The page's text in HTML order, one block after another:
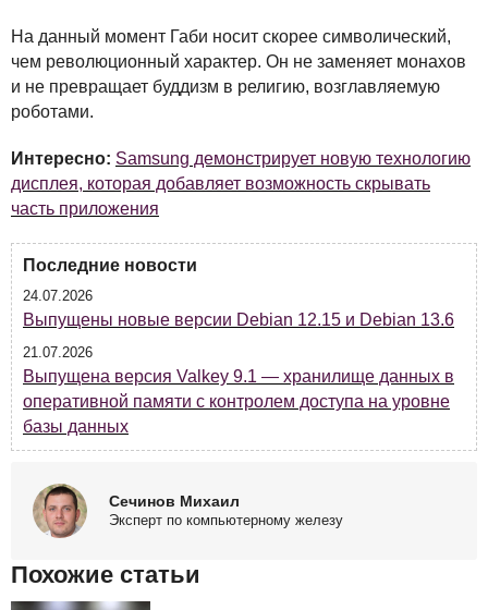
На данный момент Габи носит скорее символический,
чем революционный характер. Он не заменяет монахов
и не превращает буддизм в религию, возглавляемую
роботами.
Интересно: Samsung демонстрирует новую технологию
дисплея, которая добавляет возможность скрывать
часть приложения
Последние новости
24.07.2026
Выпущены новые версии Debian 12.15 и Debian 13.6
21.07.2026
Выпущена версия Valkey 9.1 — хранилище данных в
оперативной памяти с контролем доступа на уровне
базы данных
Сечинов Михаил
Эксперт по компьютерному железу
Похожие статьи